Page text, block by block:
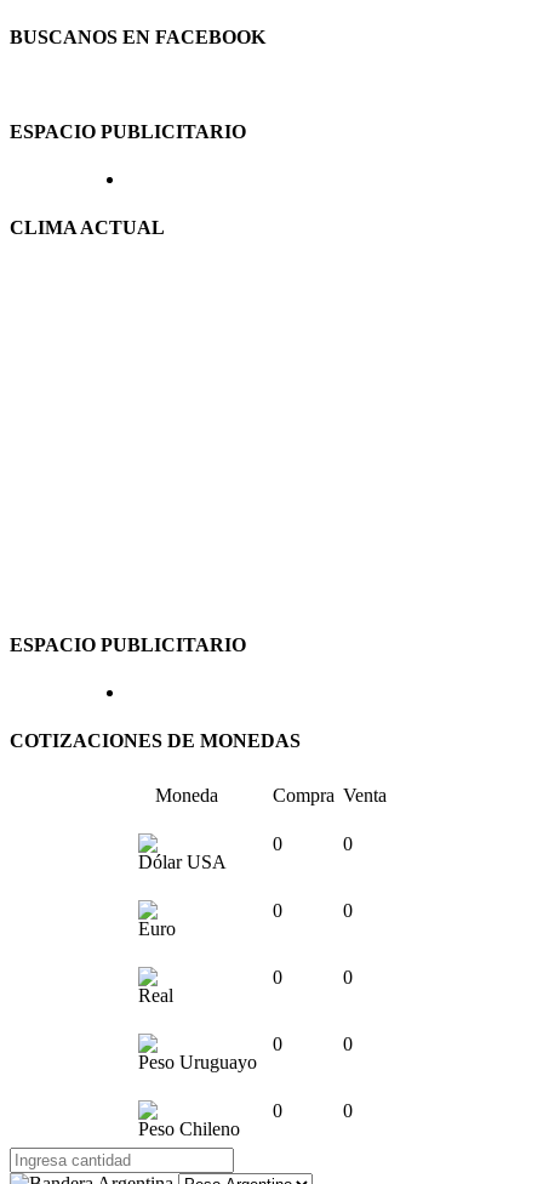
BUSCANOS EN FACEBOOK
ESPACIO PUBLICITARIO
CLIMA ACTUAL
ESPACIO PUBLICITARIO
COTIZACIONES DE MONEDAS
Moneda Compra Venta
Dólar USA
0 0
Euro
0 0
Real
0 0
Peso Uruguayo
0 0
Peso Chileno
0 0